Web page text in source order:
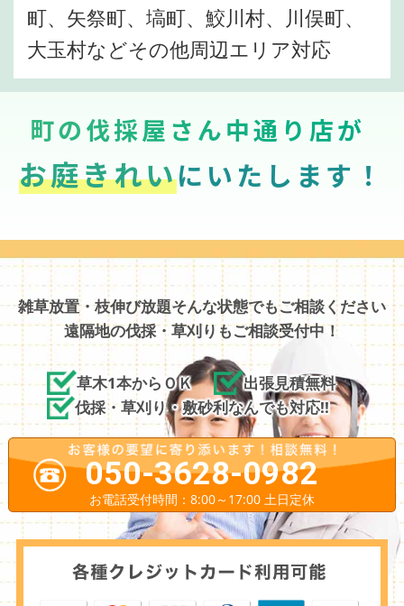
町、矢祭町、塙町、鮫川村、川俣町、
大玉村などその他周辺エリア対応
町の伐採屋さん中通り店が
お庭きれいにいたします！
雑草放置・枝伸び放題そんな状態でもご相談ください
遠隔地の伐採・草刈りもご相談受付中！
草木1本からＯＫ
出張見積無料
伐採・草刈り・敷砂利なんでも対応!!
050-3628-0982
お電話受付時間：8:00～17:00 土日定休